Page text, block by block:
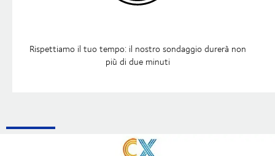
Rispettiamo il tuo tempo: il nostro sondaggio durerà non
più di due minuti